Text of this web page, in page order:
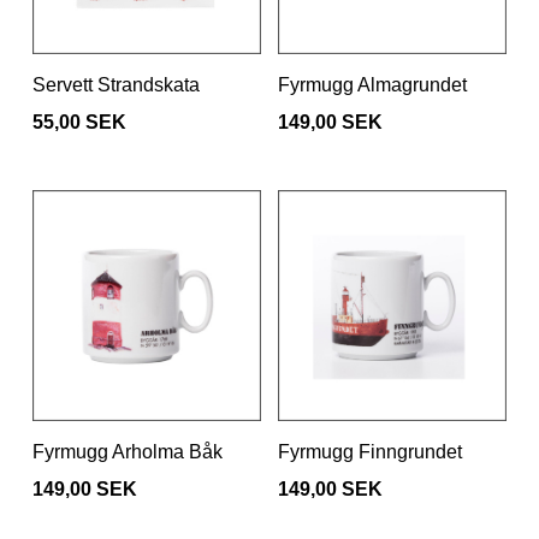
Servett Strandskata
55,00 SEK
Fyrmugg Almagrundet
149,00 SEK
Fyrmugg Arholma Båk
149,00 SEK
Fyrmugg Finngrundet
149,00 SEK